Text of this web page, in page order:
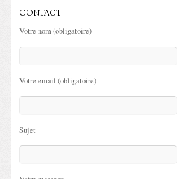
CONTACT
Votre nom (obligatoire)
Votre email (obligatoire)
Sujet